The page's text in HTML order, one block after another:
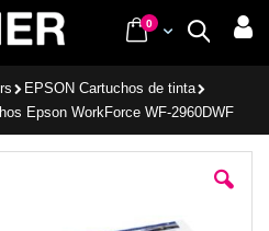
Buscar
Cart
0items
EPSON Cartuchos de tinta
Epson WorkForce WF-2960DWF